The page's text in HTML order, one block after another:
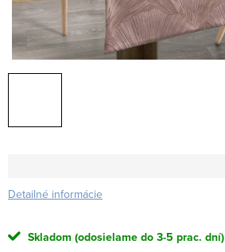
Detailné informácie
Skladom (odosielame do 3-5 prac. dní)